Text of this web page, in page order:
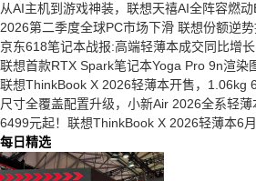
从AI主机到游戏神装，联想天禧AI全阵容燃
2026第二季度全球PC市场下滑 联想份额逆
京东618笔记本战报:高端轻薄本成交同比增
联想首款RTX Spark笔记本Yoga Pro 9n渲染
联想ThinkBook X 2026轻薄本开售，1.06kg
尺寸全覆盖配置升级，小新Air 2026全系轻薄
6499元起！联想ThinkBook X 2026轻薄本6
每日精选